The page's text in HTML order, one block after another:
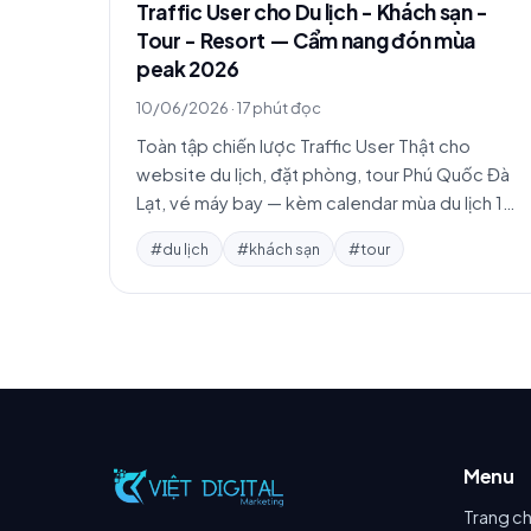
Traffic User cho Du lịch - Khách sạn -
Tour - Resort — Cẩm nang đón mùa
peak 2026
10/06/2026 ·17 phút đọc
Toàn tập chiến lược Traffic User Thật cho
website du lịch, đặt phòng, tour Phú Quốc Đà
Lạt, vé máy bay — kèm calendar mùa du lịch 12
tháng, 3 case study, top sai lầm và FAQ.
#du lịch #khách sạn #tour
Menu
Trang